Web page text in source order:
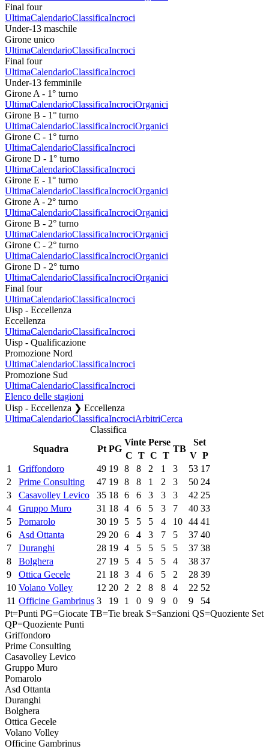
Final four
UltimaCalendarioClassificaIncroci
Under-13 maschile
Girone unico
UltimaCalendarioClassificaIncroci
Final four
UltimaCalendarioClassificaIncroci
Under-13 femminile
Girone A - 1° turno
UltimaCalendarioClassificaIncrociOrganici
Girone B - 1° turno
UltimaCalendarioClassificaIncrociOrganici
Girone C - 1° turno
UltimaCalendarioClassificaIncroci
Girone D - 1° turno
UltimaCalendarioClassificaIncroci
Girone E - 1° turno
UltimaCalendarioClassificaIncrociOrganici
Girone A - 2° turno
UltimaCalendarioClassificaIncrociOrganici
Girone B - 2° turno
UltimaCalendarioClassificaIncrociOrganici
Girone C - 2° turno
UltimaCalendarioClassificaIncrociOrganici
Girone D - 2° turno
UltimaCalendarioClassificaIncrociOrganici
Final four
UltimaCalendarioClassificaIncroci
Uisp - Eccellenza
Eccellenza
UltimaCalendarioClassificaIncroci
Uisp - Qualificazione
Promozione Nord
UltimaCalendarioClassificaIncroci
Promozione Sud
UltimaCalendarioClassificaIncroci
Elenco delle stagioni
Uisp - Eccellenza ❯ Eccellenza
UltimaCalendarioClassificaIncrociArbitriCerca
Classifica
Squadra
Pt PG
Vinte Perse
TB
Set
C T C T V P
1
Griffondoro 49 19 8 8 2 1 3 53 17
2
Prime Consulting 47 19 8 8 1 2 3 50 24
3
Casavolley Levico 35 18 6 6 3 3 3 42 25
4
Gruppo Muro 31 18 4 6 5 3 7 40 33
5
Pomarolo 30 19 5 5 5 4 10 44 41
6
Asd Ottanta 29 20 6 4 3 7 5 37 40
7
Duranghi 28 19 4 5 5 5 5 37 38
8
Bolghera 27 19 5 4 5 5 4 38 37
9
Ottica Gecele 21 18 3 4 6 5 2 28 39
10 Volano Volley 12 20 2 2 8 8 4 22 52
11 Officine Gambrinus 3 19 1 0 9 9 0 9
54
Pt=Punti PG=Giocate TB=Tie break S=Sanzioni QS=Quoziente Set
QP=Quoziente Punti
Griffondoro
Prime Consulting
Casavolley Levico
Gruppo Muro
Pomarolo
Asd Ottanta
Duranghi
Bolghera
Ottica Gecele
Volano Volley
Officine Gambrinus